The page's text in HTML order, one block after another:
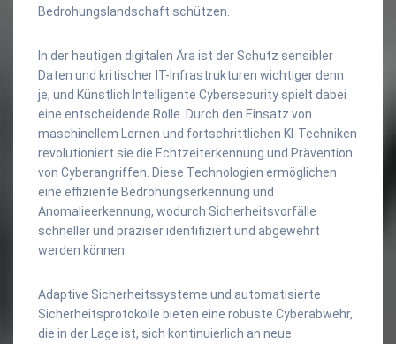
Bedrohungslandschaft schützen.
In der heutigen digitalen Ära ist der Schutz sensibler
Daten und kritischer IT-Infrastrukturen wichtiger denn
je, und Künstlich Intelligente Cybersecurity spielt dabei
eine entscheidende Rolle. Durch den Einsatz von
maschinellem Lernen und fortschrittlichen KI-Techniken
revolutioniert sie die Echtzeiterkennung und Prävention
von Cyberangriffen. Diese Technologien ermöglichen
eine effiziente Bedrohungserkennung und
Anomalieerkennung, wodurch Sicherheitsvorfälle
schneller und präziser identifiziert und abgewehrt
werden können.
Adaptive Sicherheitssysteme und automatisierte
Sicherheitsprotokolle bieten eine robuste Cyberabwehr,
die in der Lage ist, sich kontinuierlich an neue